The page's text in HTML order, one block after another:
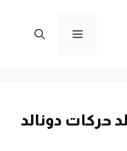
القائمة
حركات دونالد